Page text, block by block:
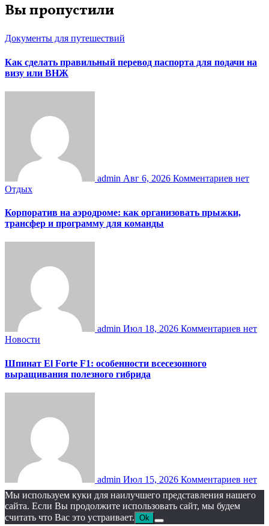
Вы пропустили
Документы для путешествий
Как сделать правильный перевод паспорта для подачи на
визу или ВНЖ
admin Авг 6, 2026 Комментариев нет
Отдых
Корпоратив на аэродроме: как организовать прыжки,
трансфер и программу для команды
admin Июл 18, 2026 Комментариев нет
Новости
Шпинат El Forte F1: особенности всесезонного
выращивания полезного гибрида
admin Июл 15, 2026 Комментариев нет
Мы используем куки для наилучшего представления нашего
сайта. Если Вы продолжите использовать сайт, мы будем
считать что Вас это устраивает. Ok